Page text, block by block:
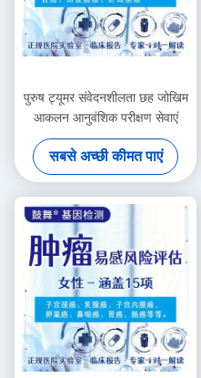
पुरुष ट्यूमर संवेदनशीलता छह जोखिम
आकलन आनुवंशिक परीक्षण सेवाएं
सबसे अच्छी कीमत पाएं